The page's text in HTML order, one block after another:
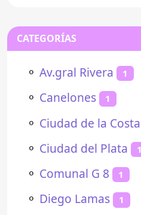
CATEGORÍAS
⚬ Av.gral Rivera 1
⚬ Canelones 1
⚬ Ciudad de la Costa
⚬ Ciudad del Plata 1
⚬ Comunal G 8 1
⚬ Diego Lamas 1